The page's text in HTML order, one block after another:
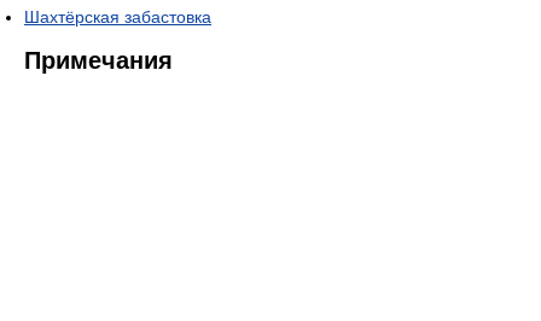
Шахтёрская забастовка
Примечания